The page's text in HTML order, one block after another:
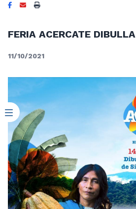
FERIA ACERCATE DIBULLA
11/10/2021